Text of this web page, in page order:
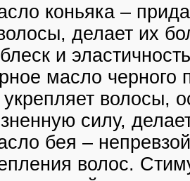
коньяка –
делает их
и
масло черного
укрепляет волосы,
силу,
бея –
волос.